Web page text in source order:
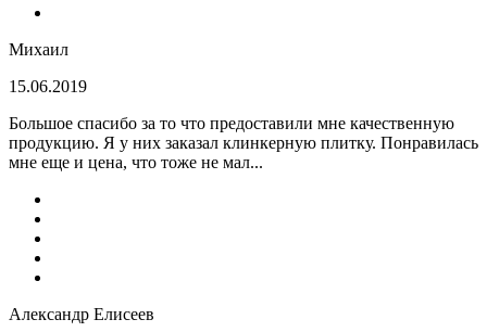
Михаил
15.06.2019
Большое спасибо за то что предоставили мне качественную
продукцию. Я у них заказал клинкерную плитку. Понравилась
мне еще и цена, что тоже не мал...
Александр Елисеев